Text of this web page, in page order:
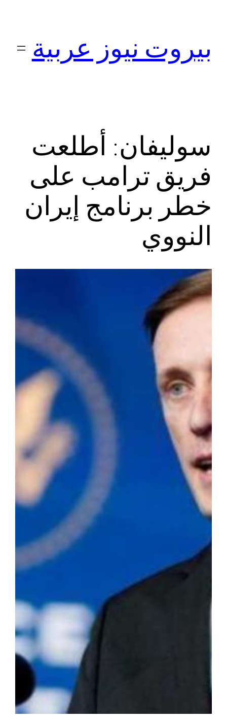
بيروت نيوز عربية
سوليفان: أطلعت
فريق ترامب على
خطر برنامج إيران
النووي